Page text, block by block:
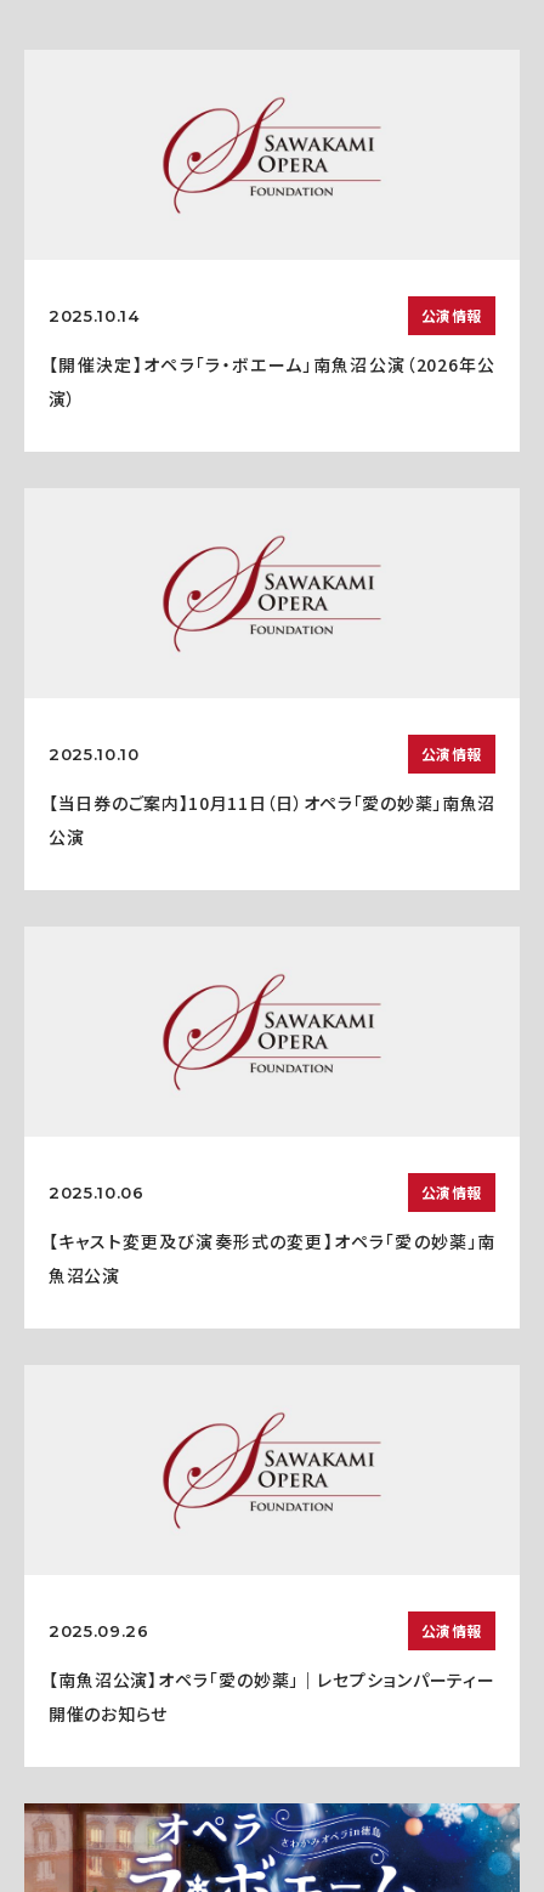
2025.10.14 公演情報
【開催決定】オペラ「ラ・ボエーム」南魚沼公演（2026年公
演）
2025.10.10 公演情報
【当日券のご案内】10月11日（日）オペラ「愛の妙薬」南魚沼
公演
2025.10.06 公演情報
【キャスト変更及び演奏形式の変更】オペラ「愛の妙薬」南
魚沼公演
2025.09.26 公演情報
【南魚沼公演】オペラ「愛の妙薬」｜レセプションパーティー
開催のお知らせ